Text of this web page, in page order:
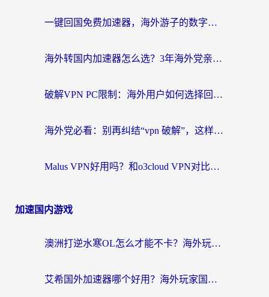
一键回国免费加速器，海外游子的数字归乡路
海外转国内加速器怎么选？3年海外党亲测指南，无缝刷剧玩游戏不再难
破解VPN PC限制：海外用户如何选择回国加速器实现无缝访问国内资源
海外党必看：别再纠结“vpn 破解”，这样选回国加速器才能真正无缝访问国内资源
Malus VPN好用吗？和o3cloud VPN对比哪个回国效果更好？
加速国内游戏
澳洲打逆水寒OL怎么才能不卡？海外玩家国服游戏加速终极指南（附梦幻模拟战地铁跑酷解决办法）
艾希国外加速器哪个好用？海外玩家国服游戏畅玩终极指南（附欧洲玩鸣潮街头篮球实测）